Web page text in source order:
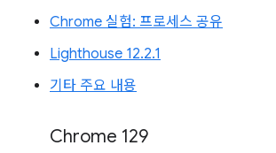
Chrome 실험: 프로세스 공유
Lighthouse 12.2.1
기타 주요 내용
Chrome 129